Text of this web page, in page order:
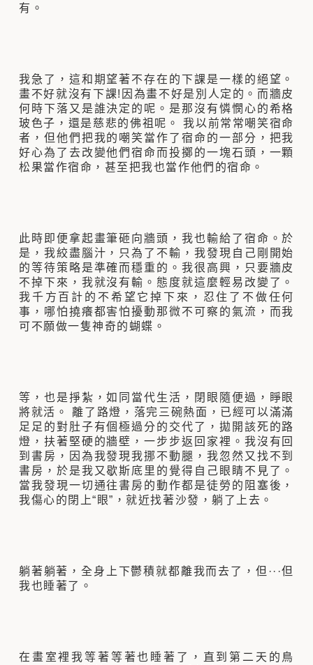
有。
我急了，這和期望著不存在的下課是一樣的絕望。
畫不好就沒有下課!因為畫不好是別人定的。而牆皮
何時下落又是誰決定的呢。是那沒有憐憫心的希格
玻色子，還是慈悲的佛祖呢。 我以前常常嘲笑宿命
者，但他們把我的嘲笑當作了宿命的一部分，把我
好心為了去改變他們宿命而投擲的一塊石頭，一顆
松果當作宿命，甚至把我也當作他們的宿命。
此時即便拿起畫筆砸向牆頭，我也輸給了宿命。於
是，我絞盡腦汁，只為了不輸，我發現自己剛開始
的等待策略是準確而穩重的。我很高興，只要牆皮
不掉下來，我就沒有輸。態度就這麼輕易改變了。
我千方百計的不希望它掉下來，忍住了不做任何
事，哪怕撓癢都害怕擾動那微不可察的氣流，而我
可不願做一隻神奇的蝴蝶。
等，也是掙紮，如同當代生活，閉眼隨便過，睜眼
將就活。 離了路燈，落完三碗熱面，已經可以滿滿
足足的對肚子有個極過分的交代了，拋開該死的路
燈，扶著堅硬的牆壁，一步步返回家裡。我沒有回
到書房，因為我發現我挪不動腿，我忽然又找不到
書房，於是我又歇斯底里的覺得自己眼睛不見了。
當我發現一切通往書房的動作都是徒勞的阻塞後，
我傷心的閉上“眼”，就近找著沙發，躺了上去。
躺著躺著，全身上下鬱積就都離我而去了，但···但
我也睡著了。
在畫室裡我等著等著也睡著了，直到第二天的鳥